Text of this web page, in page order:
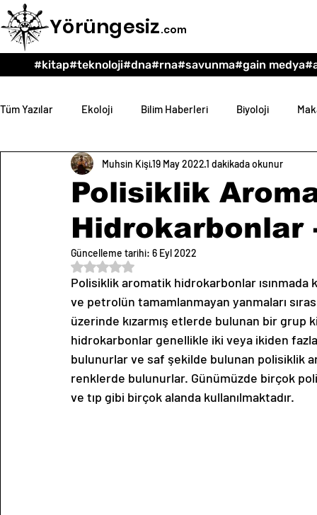
Yörüngesiz.com
Tüm Yazılar Ekoloji Bilim Haberleri Biyoloji
Psikoloji Eğitim Felsefe
Polisiklik
Hidrokarbonlar
Muhsin Kişi19 May 20221 dakikada okunur
Güncelleme tarihi: 6 Eyl 2022
5 üzerinden NaN yıldız
Polisiklik aromatik hidrokarbonlar
ve petrolün tamamlanmayan yanmaları
üzerinde kızarmış etlerde bulunan bir
hidrokarbonlar genellikle iki veya ikiden
bulunurlar ve saf şekilde bulunan polisiklik
renklerde bulunurlar. Günümüzde birçok
ve tıp gibi birçok alanda kullanılmaktadır.
#kitap#teknoloji#dna#rna#savunma#gain medya